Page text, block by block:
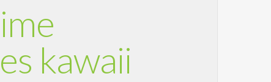
kawaii